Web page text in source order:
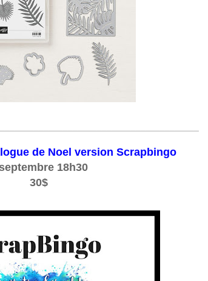
de Noel version Scrapbingo
18h30
30$